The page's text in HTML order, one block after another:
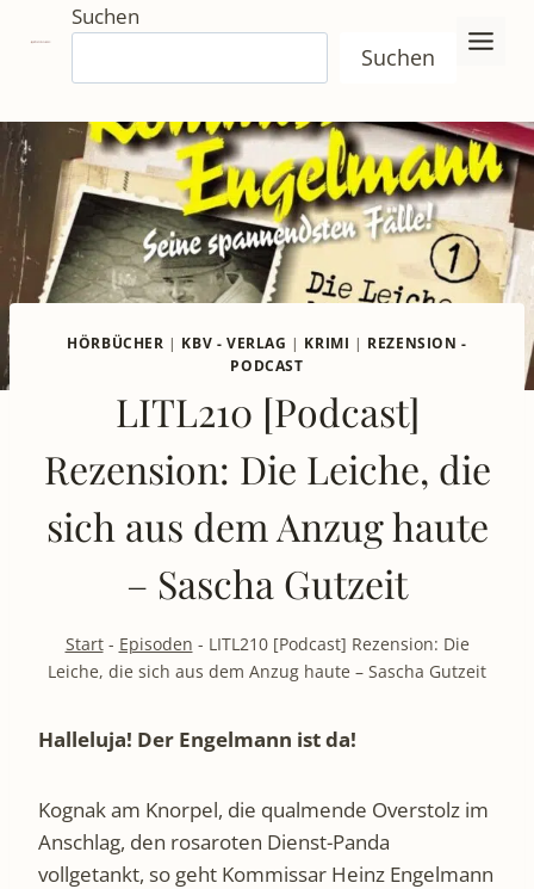
Inhalt
springen
Suchen
Suchen
HÖRBÜCHER | KBV - VERLAG | KRIMI | REZENSION -
PODCAST
LITL210 [Podcast]
Rezension: Die Leiche, die
sich aus dem Anzug haute
– Sascha Gutzeit
Start- Episoden - LITL210 [Podcast] Rezension: Die
Leiche, die sich aus dem Anzug haute – Sascha Gutzeit
Halleluja! Der Engelmann ist da!
Kognak am Knorpel, die qualmende Overstolz im
Anschlag, den rosaroten Dienst-Panda
vollgetankt, so geht Kommissar Heinz Engelmann